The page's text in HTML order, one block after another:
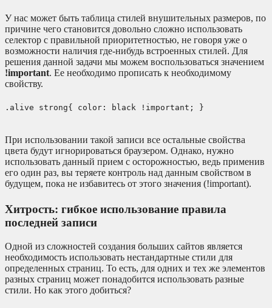
У нас может быть таблица стилей внушительных размеров, по
причине чего становится довольно сложно использовать
селектор с правильной приоритетностью, не говоря уже о
возможности наличия где-нибудь встроенных стилей. Для
решения данной задачи мы можем воспользоваться значением
!important. Ее необходимо прописать к необходимому
свойству.
.alive strong{ color: black !important; }
При использовании такой записи все остальные свойства
цвета будут игнорироваться браузером. Однако, нужно
использовать данный прием с осторожностью, ведь применив
его один раз, вы теряете контроль над данным свойством в
будущем, пока не избавитесь от этого значения (!important).
Хитрость: гибкое использование правила
последней записи
Одной из сложностей создания больших сайтов является
необходимость использовать нестандартные стили для
определенных страниц. То есть, для одних и тех же элементов
разных страниц может понадобится использовать разные
стили. Но как этого добиться?